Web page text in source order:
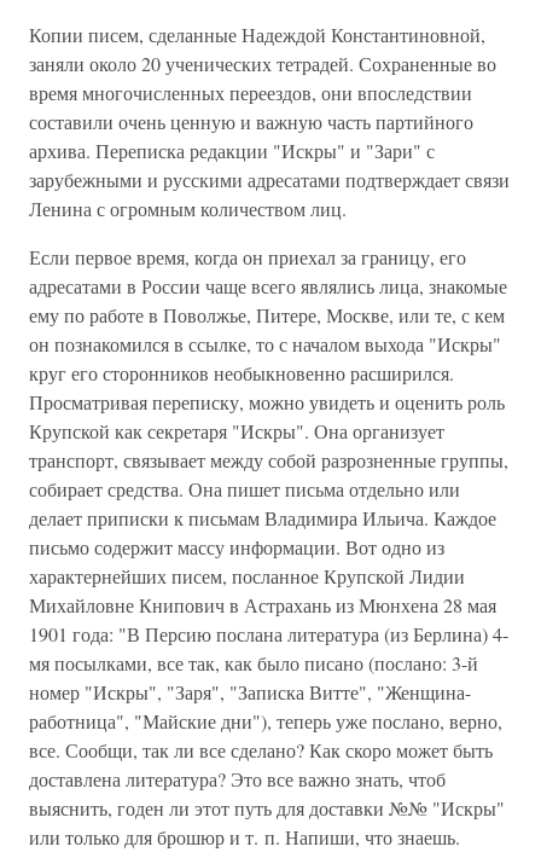
Копии писем, сделанные Надеждой Константиновной,
заняли около 20 ученических тетрадей. Сохраненные во
время многочисленных переездов, они впоследствии
составили очень ценную и важную часть партийного
архива. Переписка редакции "Искры" и "Зари" с
зарубежными и русскими адресатами подтверждает связи
Ленина с огромным количеством лиц.
Если первое время, когда он приехал за границу, его
адресатами в России чаще всего являлись лица, знакомые
ему по работе в Поволжье, Питере, Москве, или те, с кем
он познакомился в ссылке, то с началом выхода "Искры"
круг его сторонников необыкновенно расширился.
Просматривая переписку, можно увидеть и оценить роль
Крупской как секретаря "Искры". Она организует
транспорт, связывает между собой разрозненные группы,
собирает средства. Она пишет письма отдельно или
делает приписки к письмам Владимира Ильича. Каждое
письмо содержит массу информации. Вот одно из
характернейших писем, посланное Крупской Лидии
Михайловне Книпович в Астрахань из Мюнхена 28 мая
1901 года: "В Персию послана литература (из Берлина) 4-
мя посылками, все так, как было писано (послано: 3-й
номер "Искры", "Заря", "Записка Витте", "Женщина-
работница", "Майские дни"), теперь уже послано, верно,
все. Сообщи, так ли все сделано? Как скоро может быть
доставлена литература? Это все важно знать, чтоб
выяснить, годен ли этот путь для доставки №№ "Искры"
или только для брошюр и т. п. Напиши, что знаешь.